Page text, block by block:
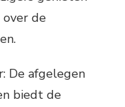
de
De afgelegen
biedt de